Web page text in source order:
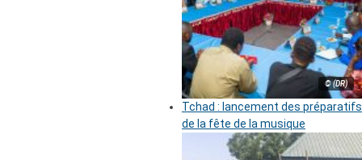
© (DR)
Tchad : lancement des préparatifs
de la fête de la musique